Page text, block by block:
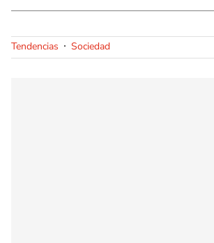
Tendencias Sociedad